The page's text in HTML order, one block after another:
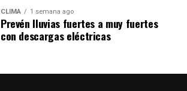
CLIMA 1 semana ago
Prevén lluvias fuertes a muy fuertes
con descargas eléctricas